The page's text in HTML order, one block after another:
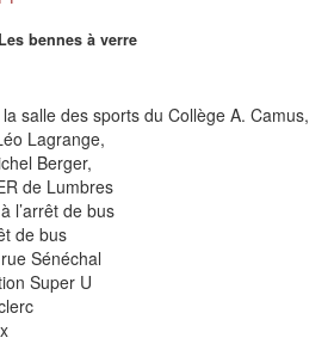
Les bennes à verre
salle des sports du Collège A. Camus,
Lagrange,
Berger,
de Lumbres
l’arrêt de bus
de bus
Sénéchal
Super U